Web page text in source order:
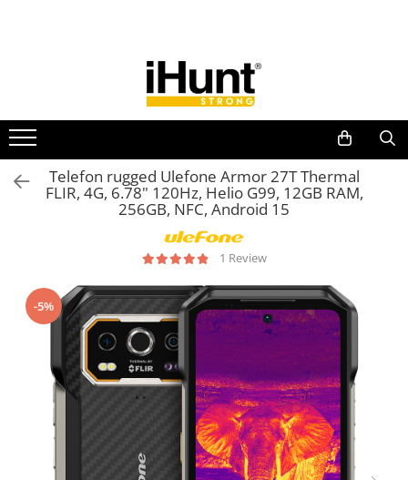
TELEFOANE & TABLETE IHUNT
Telefoane iHunt
Smartphone
Telefoane Rezistente
Telefoane Butoane
Huse protectie
Smartwatch
Accesorii smartwatch
ELECTROCASNICE
Aparate de Gătit
Oală sub Presiune
Telefon rugged Ulefone Armor 27T Thermal
FLIR, 4G, 6.78" 120Hz, Helio G99, 12GB RAM,
256GB, NFC, Android 15
1 Review
-5%